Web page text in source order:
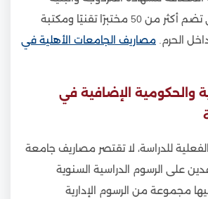
التحتية الحديثة التي تضم أكثر من 50 مختبرًا تقنيًا ومكتبة
الحرم. مصاريف الجامعات الأهلية في
والحكومية الإضافية في
للدراسة، لا تقتصر مصاريف جامعة
على الرسوم الدراسية السنوية
مجموعة من الرسوم الإدارية